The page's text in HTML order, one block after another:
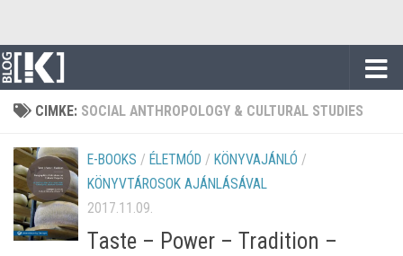
CIMKE: SOCIAL ANTHROPOLOGY & CULTURAL STUDIES
E-BOOKS / ÉLETMÓD / KÖNYVAJÁNLÓ /
KÖNYVTÁROSOK AJÁNLÁSÁVAL
2017.11.09.
Taste – Power – Tradition –